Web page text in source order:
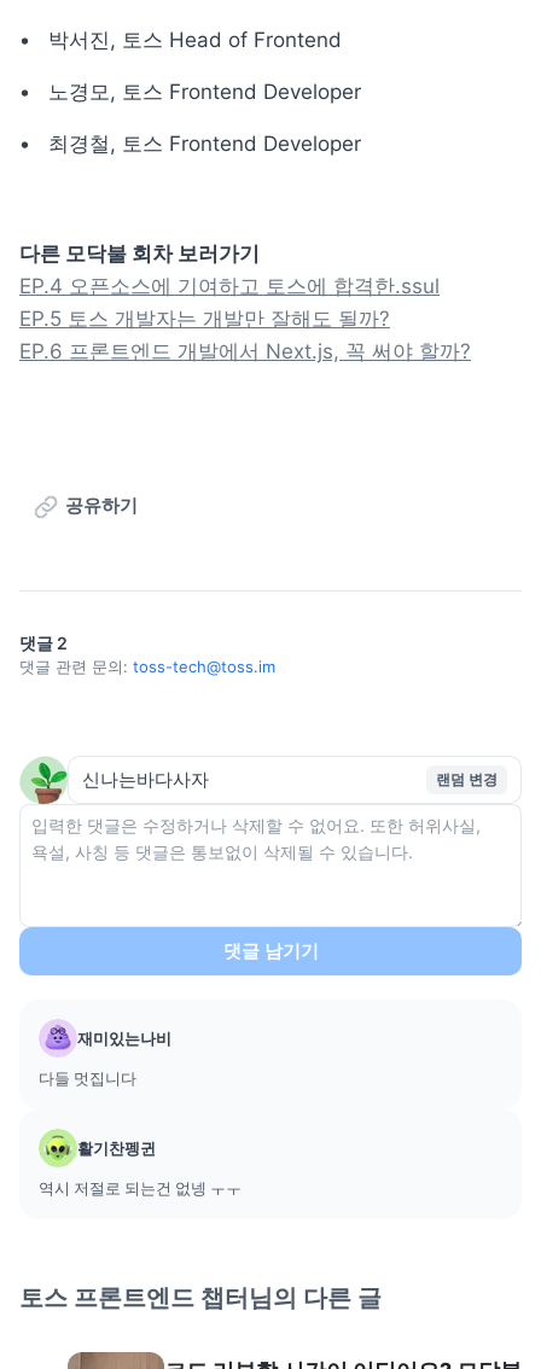
박서진, 토스 Head of Frontend
노경모, 토스 Frontend Developer
최경철, 토스 Frontend Developer
다른 모닥불 회차 보러가기
EP.6 프론트엔드 개발에서 Next.js, 꼭 써야 할까?
공유하기
댓글 2
댓글 관련 문의: toss-tech@toss.im
랜덤 변경
댓글 남기기
재미있는나비
다들 멋집니다
활기찬펭귄
역시 저절로 되는건 없넹 ㅜㅜ
토스 프론트엔드 챕터님의 다른 글